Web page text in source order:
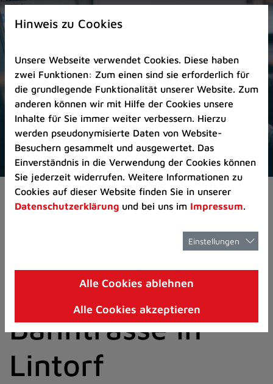
Zur
Startseite
Zum
Seitenanfang
springen
(Schnelltaste
A)
Zur
Navigation/Menü
springen
(Schnelltaste
M)
Zur
8)
I)
Pressemeldungen Neuer Radweg auf
Neuer Radweg
auf ehemaliger
Bahntrasse in
Lintorf
Hinweis zu Cookies
Unsere Webseite verwendet Cookies. Diese haben
zwei Funktionen: Zum einen sind sie erforderlich für
die grundlegende Funktionalität unserer Website. Zum
anderen können wir mit Hilfe der Cookies unsere
Inhalte für Sie immer weiter verbessern. Hierzu
werden pseudonymisierte Daten von Website-
Besuchern gesammelt und ausgewertet. Das
Einverständnis in die Verwendung der Cookies können
Sie jederzeit widerrufen. Weitere Informationen zu
Cookies auf dieser Website finden Sie in unserer
Datenschutzerklärung und bei uns im Impressum.
Einstellungen
Alle Cookies ablehnen
Alle Cookies akzeptieren